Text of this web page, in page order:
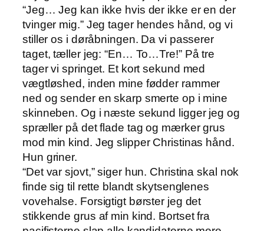
“Jeg… Jeg kan ikke hvis der ikke er en der
tvinger mig.” Jeg tager hendes hånd, og vi
stiller os i døråbningen. Da vi passerer
taget, tæller jeg: “En… To…Tre!” På tre
tager vi springet. Et kort sekund med
vægtløshed, inden mine fødder rammer
ned og sender en skarp smerte op i mine
skinneben. Og i næste sekund ligger jeg og
spræller på det flade tag og mærker grus
mod min kind. Jeg slipper Christinas hånd.
Hun griner.
“Det var sjovt,” siger hun. Christina skal nok
finde sig til rette blandt skytsenglenes
vovehalse. Forsigtigt børster jeg det
stikkende grus af min kind. Bortset fra